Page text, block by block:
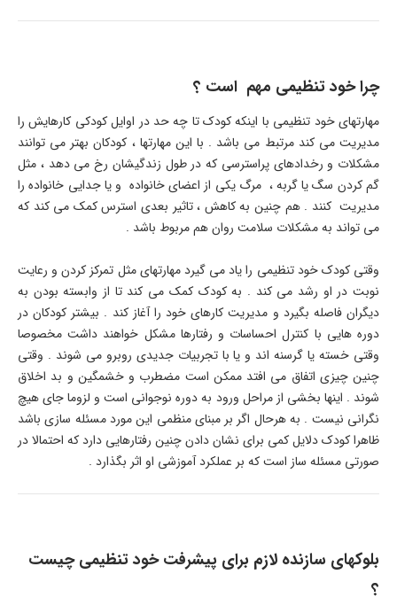
چرا خود تنظیمی مهم است ؟
مهارتهای خود تنظیمی با اینکه کودک تا چه حد در اوایل کودکی کارهایش را
مدیریت می کند مرتبط می باشد . با این مهارتها ، کودکان بهتر می توانند
مشکلات و رخدادهای پراسترسی که در طول زندگیشان رخ می دهد ، مثل
گم کردن سگ یا گربه ، مرگ یکی از اعضای خانواده و یا جدایی خانواده را
مدیریت کنند . هم چنین به کاهش ، تاثیر بعدی استرس کمک می کند که
می تواند به مشکلات سلامت روان هم مربوط باشد .
وقتی کودک خود تنظیمی را یاد می گیرد مهارتهای مثل تمرکز کردن و رعایت
نوبت در او رشد می کند . به کودک کمک می کند تا از وابسته بودن به
دیگران فاصله بگیرد و مدیریت کارهای خود را آغاز کند . بیشتر کودکان در
دوره هایی با کنترل احساسات و رفتارها مشکل خواهند داشت مخصوصا
وقتی خسته یا گرسنه اند و یا با تجربیات جدیدی روبرو می شوند . وقتی
چنین چیزی اتفاق می افتد ممکن است مضطرب و خشمگین و بد اخلاق
شوند . اینها بخشی از مراحل ورود به دوره نوجوانی است و لزوما جای هیچ
نگرانی نیست . به هرحال اگر بر مبنای منظمی این مورد مسئله سازی باشد
ظاهرا کودک دلایل کمی برای نشان دادن چنین رفتارهایی دارد که احتمالا در
صورتی مسئله ساز است که بر عملکرد آموزشی او اثر بگذارد .
بلوکهای سازنده لازم برای پیشرفت خود تنظیمی چیست
؟